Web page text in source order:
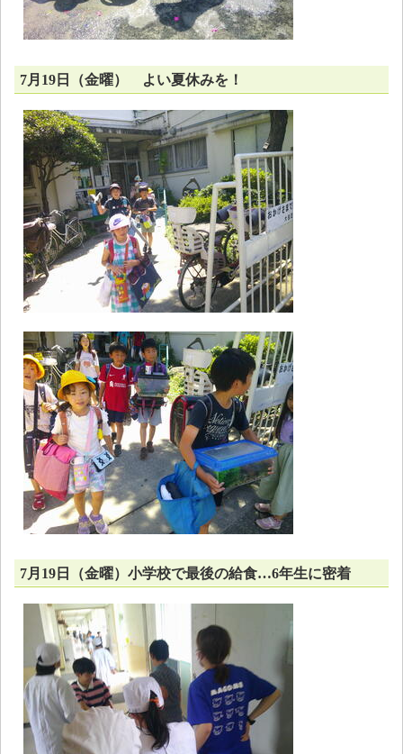
7月19日（金曜） よい夏休みを！
7月19日（金曜）小学校で最後の給食…6年生に密着